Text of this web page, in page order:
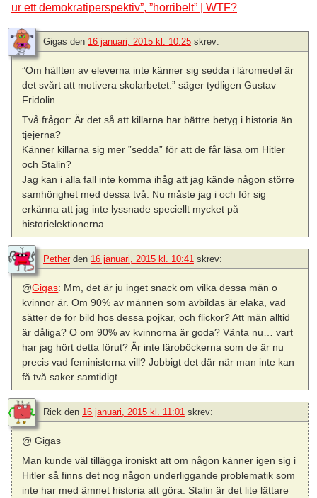
ur ett demokratiperspektiv”, ”horribelt” | WTF?
Gigas den 16 januari, 2015 kl. 10:25 skrev:
”Om hälften av eleverna inte känner sig sedda i läromedel är
det svårt att motivera skolarbetet.” säger tydligen Gustav
Fridolin.
Två frågor: Är det så att killarna har bättre betyg i historia än
tjejerna?
Känner killarna sig mer ”sedda” för att de får läsa om Hitler
och Stalin?
Jag kan i alla fall inte komma ihåg att jag kände någon större
samhörighet med dessa två. Nu måste jag i och för sig
erkänna att jag inte lyssnade speciellt mycket på
historielektionerna.
Pether den 16 januari, 2015 kl. 10:41 skrev:
@Gigas: Mm, det är ju inget snack om vilka dessa män o
kvinnor är. Om 90% av männen som avbildas är elaka, vad
sätter de för bild hos dessa pojkar, och flickor? Att män alltid
är dåliga? O om 90% av kvinnorna är goda? Vänta nu… vart
har jag hört detta förut? Är inte läroböckerna som de är nu
precis vad feministerna vill? Jobbigt det där när man inte kan
få två saker samtidigt…
Rick den 16 januari, 2015 kl. 11:01 skrev:
@ Gigas
Man kunde väl tillägga ironiskt att om någon känner igen sig i
Hitler så finns det nog någon underliggande problematik som
inte har med ämnet historia att göra. Stalin är det lite lättare